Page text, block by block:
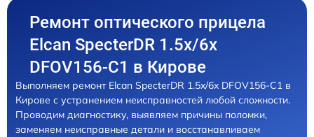
Ремонт оптического прицела
Elcan SpecterDR 1.5x/6x
DFOV156-C1 в Кирове
Выполняем ремонт Elcan SpecterDR 1.5x/6x DFOV156-C1 в
Кирове с устранением неисправностей любой сложности.
Проводим диагностику, выявляем причины поломки,
заменяем неисправные детали и восстанавливаем